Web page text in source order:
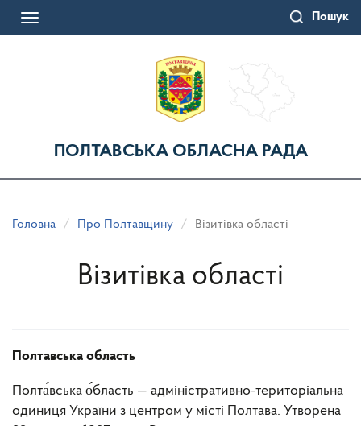
Пошук
Toggle
ПОЛТАВСЬКА ОБЛАСНА РАДА
Головна Про Полтавщину Візитівка області
Візитівка області
Полтавська область
Полта́вська о́бласть — адміністративно-територіальна
одиниця України з центром у місті Полтава. Утворена